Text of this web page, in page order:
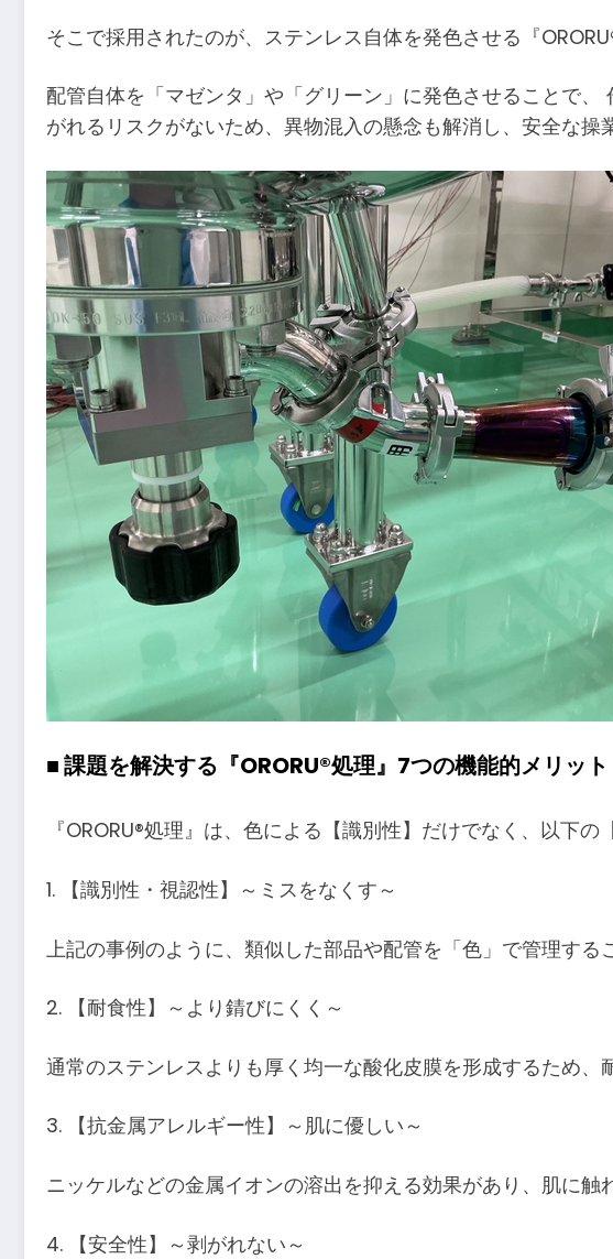
そこで採用されたのが、ステンレス自体を発色させる『
配管自体を「マゼンタ」や「グリーン」に発色させることで
がれるリスクがないため、異物混入の懸念も解消し、安全な操
■ 課題を解決する『ORORU®処理』7つの機能的メリット
『ORORU®処理』は、色による【識別性】だけでなく、以下
1. 【識別性・視認性】～ミスをなくす～
上記の事例のように、類似した部品や配管を「色」で管理する
2. 【耐食性】～より錆びにくく～
通常のステンレスよりも厚く均一な酸化皮膜を形成するため、
3. 【抗金属アレルギー性】～肌に優しい～
ニッケルなどの金属イオンの溶出を抑える効果があり、肌に触
4. 【安全性】～剥がれない～